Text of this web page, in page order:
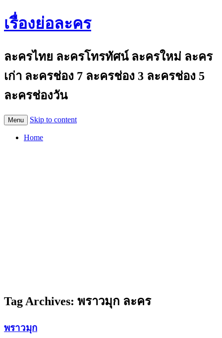
เรื่องย่อละคร
ละครไทย ละครโทรทัศน์ ละครใหม่ ละคร
เก่า ละครช่อง 7 ละครช่อง 3 ละครช่อง 5
ละครช่องวัน
Menu Skip to content
Home
Tag Archives: พราวมุก ละคร
พราวมุก